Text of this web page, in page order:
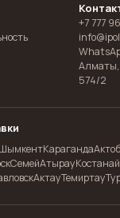
+7 777
Алматы,
574/2
ШымкентКараганда
СемейАтырауКостанай
АктауТемиртау